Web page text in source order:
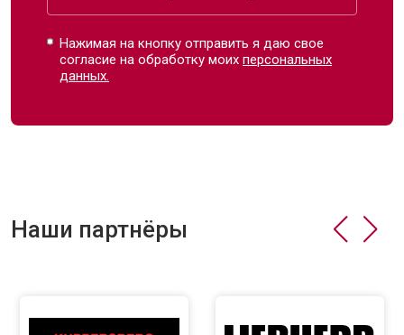
Нажимая на кнопку отправить я даю свое
согласие на обработку моихперсональных
данных.
Наши партнёры